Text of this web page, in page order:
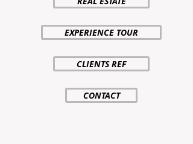
EXPERIENCE TOUR
CLIENTS REF
CONTACT